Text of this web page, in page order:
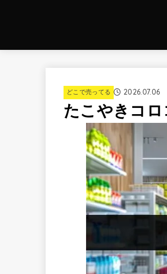
どこで売ってる 2026.07.06
たこやきコロ